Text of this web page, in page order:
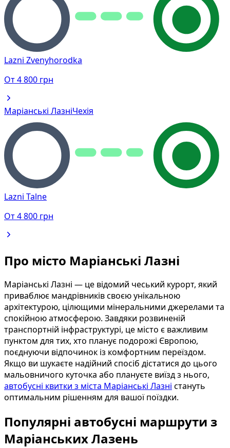
Lazni Zvenyhorodka
От4 800 грн
Маріанські ЛазніЧехія
Lazni Talne
От4 800 грн
Про місто Маріанські Лазні
Маріанські Лазні — це відомий чеський курорт, який
приваблює мандрівників своєю унікальною
архітектурою, цілющими мінеральними джерелами та
спокійною атмосферою. Завдяки розвиненій
транспортній інфраструктурі, це місто є важливим
пунктом для тих, хто планує подорожі Європою,
поєднуючи відпочинок із комфортним переїздом.
Якщо ви шукаєте надійний спосіб дістатися до цього
мальовничого куточка або плануєте виїзд з нього,
автобусні квитки з міста Маріанські Лазні стануть
оптимальним рішенням для вашої поїздки.
Популярні автобусні маршрути з
Маріанських Лазень